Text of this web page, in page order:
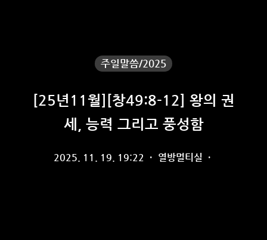
주일말씀/2025
[25년11월][창49:8-12] 왕의 권
세, 능력 그리고 풍성함
2025. 11. 19. 19:22 · 열방멀티실 ·